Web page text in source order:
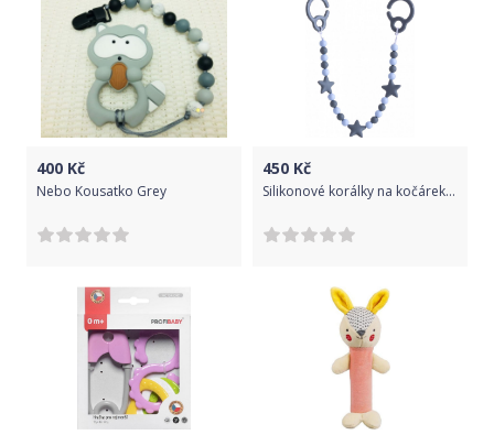
400 Kč
Nebo Kousatko Grey
450 Kč
Silikonové korálky na kočárek My Teddy My Baby rocks Hvězdička